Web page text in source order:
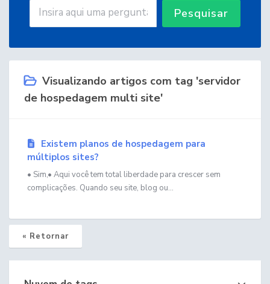
Pesquisar
Visualizando artigos com tag 'servidor
de hospedagem multi site'
Existem planos de hospedagem para
múltiplos sites?
• Sim,• Aqui você tem total liberdade para crescer sem
complicações. Quando seu site, blog ou...
« Retornar